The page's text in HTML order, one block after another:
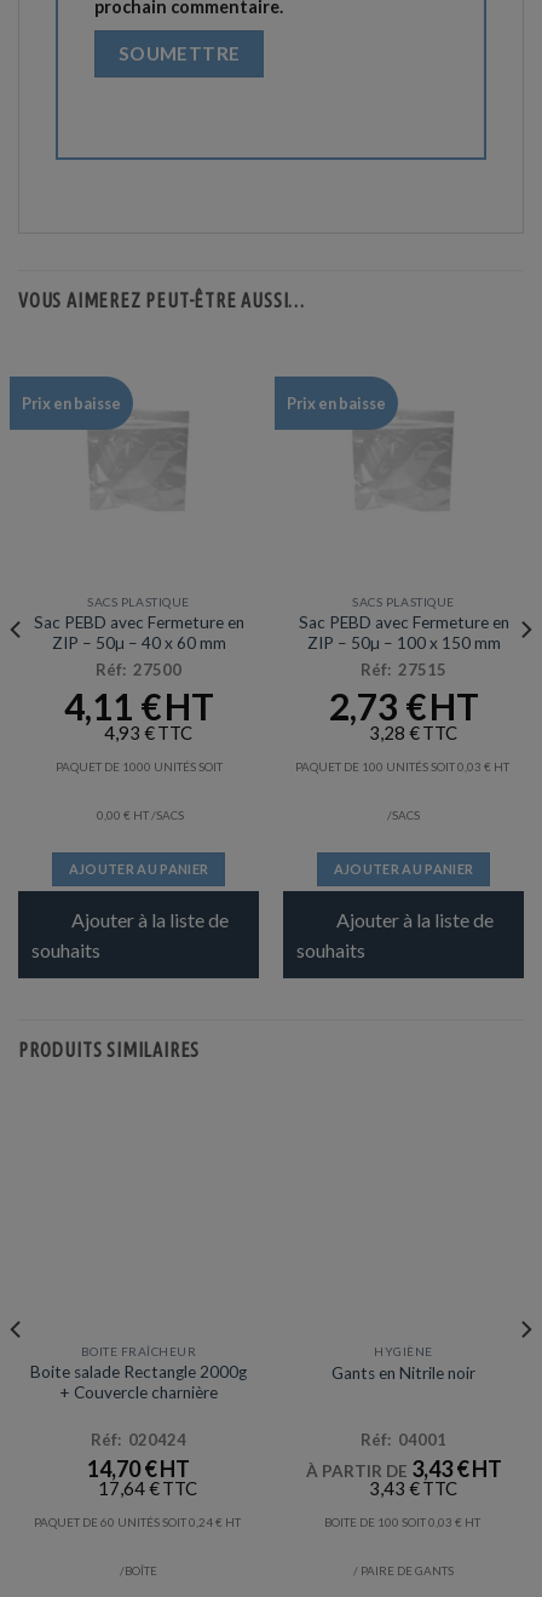
prochain commentaire.
VOUS AIMEREZ PEUT-ÊTRE AUSSI…
Prix en baisse
SACS PLASTIQUE
Sac PEBD avec Fermeture en
ZIP – 50µ – 40 x 60 mm
Réf: 27500
4,11 €
4,93 €
PAQUET DE 1000 UNITÉS SOIT
0,00 € /SACS
AJOUTER AU PANIER
Ajouter à la liste de
souhaits
Prix en baisse
SACS PLASTIQUE
Sac PEBD avec Fermeture en
ZIP – 50µ – 100 x 150 mm
Réf: 27515
2,73 €
3,28 €
PAQUET DE 100 UNITÉS SOIT0,03 €
/SACS
AJOUTER AU PANIER
Ajouter à la liste de
souhaits
PRODUITS SIMILAIRES
Prix en baisse
BOITE FRAÎCHEUR
Boite salade Rectangle 2000g
+ Couvercle charnière
Réf: 020424
14,70€
17,64€
PAQUET DE 60 UNITÉS SOIT0,24€
/BOÎTE
Prix en baisse
HYGIÈNE
Gants en Nitrile noir
Réf: 04001
À PARTIR DE 3,43€
3,43 €
BOITE DE 100 SOIT0,03 €
/ PAIRE DE GANTS